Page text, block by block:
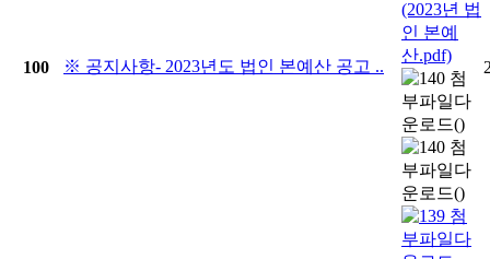
100 ※ 공지사항- 2023년도 법인 본예산 공고 ..